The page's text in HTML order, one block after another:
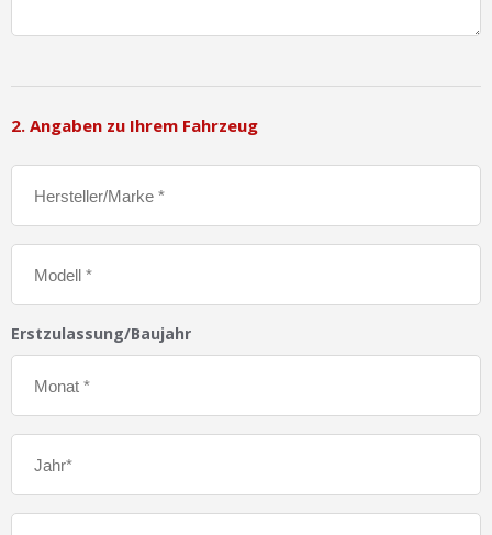
2. Angaben zu Ihrem Fahrzeug
Erstzulassung/Baujahr